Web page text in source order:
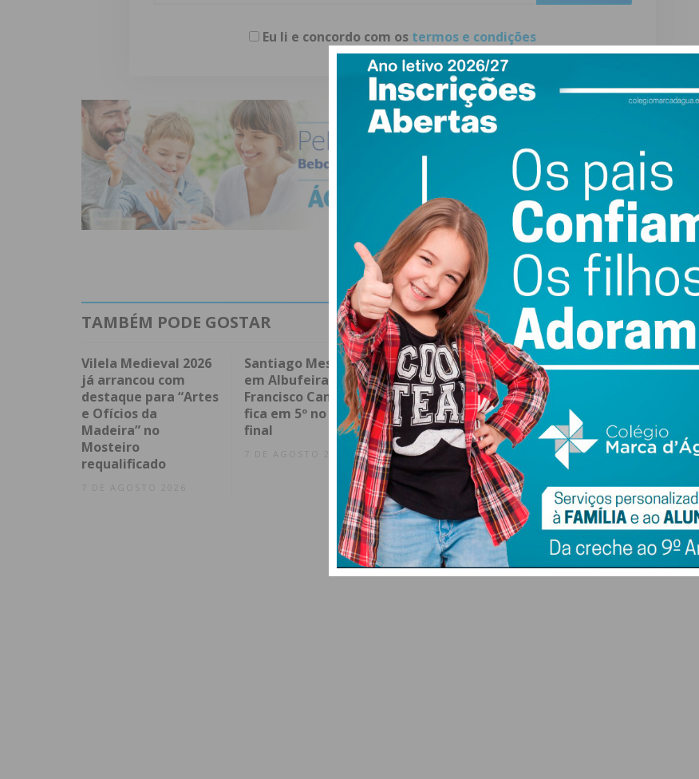
Eu li e concordo com os termos e condições
TAMBÉM PODE GOSTAR
Vilela Medieval 2026
já arrancou com
destaque para “Artes
e Ofícios da
Madeira” no
Mosteiro
requalificado
7 DE AGOSTO 2026
Santiago Mesa vence
em Albufeira e
Francisco Campos
fica em 5º no sprint
final
7 DE AGOSTO 2026
AGRIVAL 2026
arranca em Penafiel
com recinto
renovado e presença
do Ministro da
Agricultura
7 DE AGOSTO 2026
FC Penafiel SAD cria
Pedro Barroso
7 DE AGOSTO 2026